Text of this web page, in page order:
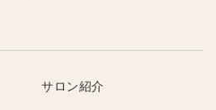
サロン紹介